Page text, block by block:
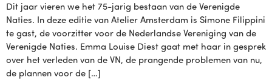
Dit jaar vieren we het 75-jarig bestaan van de Verenigde
Naties. In deze editie van Atelier Amsterdam is Simone Filippini
te gast, de voorzitter voor de Nederlandse Vereniging van de
Verenigde Naties. Emma Louise Diest gaat met haar in gesprek
over het verleden van de VN, de prangende problemen van nu,
de plannen voor de […]